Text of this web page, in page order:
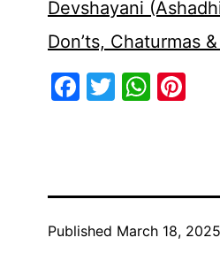
Devshayani
Don’ts, Chaturmas
Facebook
Twitter
Published March 18, 2025